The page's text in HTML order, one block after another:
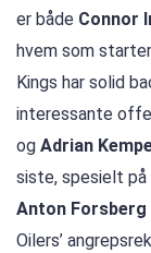
er både Connor
hvem som
Kings har solid
interessante
og Adrian
siste, spesielt på
Anton Forsberg
Oilers’